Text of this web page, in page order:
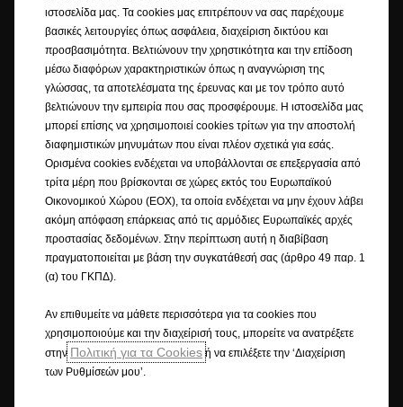
ΑΡ. ΓΕ.ΜΗ 000401501000
Οι φωτογραφίες ενδέχεται να απεικονίζουν προαιρετικό εξοπλισμό.
Η Opel καταβάλλει κάθε εύλογη προσπάθεια, ώστε το περιεχόμενο της
παρούσας Ιστοσελίδας να είναι ακριβές και επικαιροποιημένο, ωστόσο,
δεν φέρει καμία ευθύνη για τυχόν αξιώσεις ή ζημίες που ενδέχεται να
προκύψουν από την εμπιστοσύνη σε αυτό. Ορισμένες πληροφορίες
ενδέχεται να μην ανταποκρίνονται πλήρως στην πραγματικότητα, λόγω
αλλαγών που μπορεί να έχουν πραγματοποιηθεί μετά τη δημοσίευσή
τους. Επιπλέον, ορισμένα στοιχεία εξοπλισμού που περιγράφονται ή
απεικονίζονται ενδέχεται να διατίθενται μόνο σε συγκεκριμένες χώρες ή
να προσφέρονται με πρόσθετη χρέωση. Η Opel διατηρεί το δικαίωμα να
ισχύουσες προδιαγραφές στη χώρα σας, παρακαλούμε απευθυνθείτε σε
Επίσημο Διανομέα Opel.
Συνδυασμένες τιμές σύμφωνα με τη διαδικασία WLTP. Οι επιδόσεις ενός
ιστοσελίδα μας. Τα cookies μας επιτρέπουν να σας παρέχουμε
βασικές λειτουργίες όπως ασφάλεια, διαχείριση δικτύου και
προσβασιμότητα. Βελτιώνουν την χρηστικότητα και την επίδοση
μέσω διαφόρων χαρακτηριστικών όπως η αναγνώριση της
γλώσσας, τα αποτελέσματα της έρευνας και με τον τρόπο αυτό
βελτιώνουν την εμπειρία που σας προσφέρουμε. Η ιστοσελίδα μας
μπορεί επίσης να χρησιμοποιεί cookies τρίτων για την αποστολή
διαφημιστικών μηνυμάτων που είναι πλέον σχετικά για εσάς.
Ορισμένα cookies ενδέχεται να υποβάλλονται σε επεξεργασία από
τρίτα μέρη που βρίσκονται σε χώρες εκτός του Ευρωπαϊκού
Οικονομικού Χώρου (ΕΟΧ), τα οποία ενδέχεται να μην έχουν λάβει
ακόμη απόφαση επάρκειας από τις αρμόδιες Ευρωπαϊκές αρχές
προστασίας δεδομένων. Στην περίπτωση αυτή η διαβίβαση
πραγματοποιείται με βάση την συγκατάθεσή σας (άρθρο 49 παρ. 1
(α) του ΓΚΠΔ).
Αν επιθυμείτε να μάθετε περισσότερα για τα cookies που
χρησιμοποιούμε και την διαχείρισή τους, μπορείτε να ανατρέξετε
στην Πολιτική για τα Cookies ή να επιλέξετε την ‘Διαχείριση
των Ρυθμίσεών μου’.